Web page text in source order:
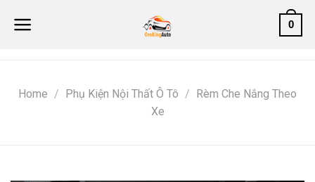
0
Home / Phụ Kiện Nội Thất Ô Tô / Rèm Che Nắng Theo
Xe